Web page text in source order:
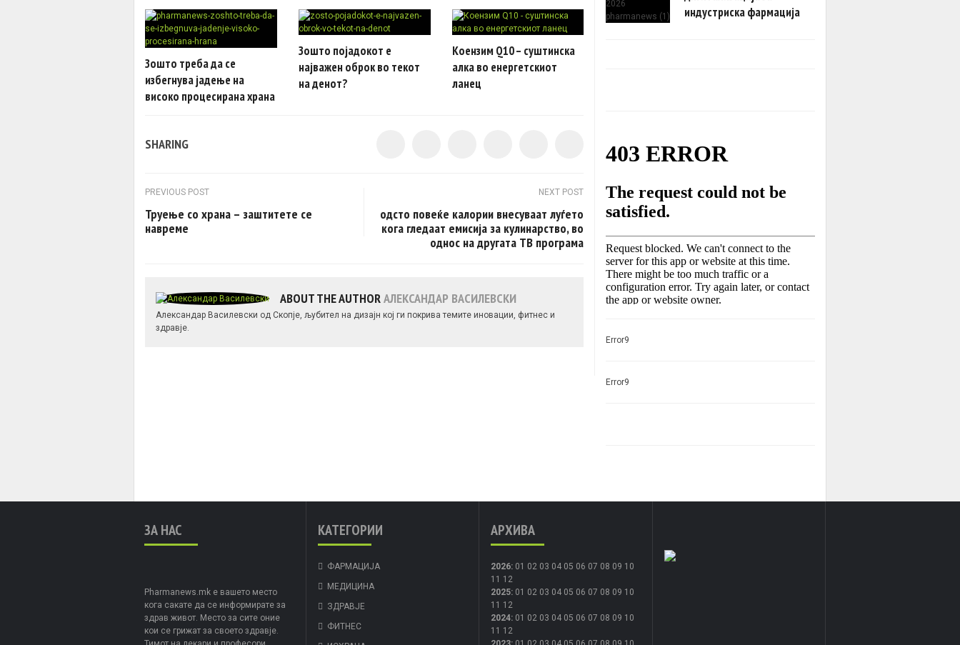
Зошто треба да се
избегнува јадење на
високо процесирана храна
Зошто појадокот е
најважен оброк во текот
на денот?
Коензим Q10 – суштинска
алка во енергетскиот
ланец
SHARING
Post navigation
PREVIOUS POST
Труење со храна – заштитете се
навреме
NEXT POST
одсто повеќе калории внесуваат луѓето
кога гледаат емисија за кулинарство, во
однос на другата ТВ програма
ABOUT THE AUTHORАЛЕКСАНДАР ВАСИЛЕВСКИ
Александар Василевски од Скопје, љубител на дизајн кој ги покрива темите иновации, фитнес и
здравје.
индустриска фармација
Error9
Error9
ЗА НАС
Pharmanews.mk е вашето место
кога сакате да се информирате за
здрав живот. Место за сите оние
кои се грижат за своето здравје.
КАТЕГОРИИ
ФАРМАЦИЈА
МЕДИЦИНА
ЗДРАВЈЕ
ФИТНЕС
АРХИВА
2026: 01 02 03 04 05 06 07 08 09 10
11 12
2025: 01 02 03 04 05 06 07 08 09 10
11 12
2024: 01 02 03 04 05 06 07 08 09 10
11 12